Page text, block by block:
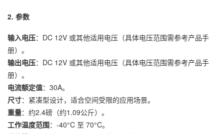
2. 参数
输入电压：DC 12V 或其他适用电压（具体电压范围需参考产品手
册）。
输出电压：DC 12V 或其他适用电压（具体电压范围需参考产品手
册）。
电流额定值：30A。
尺寸：紧凑型设计，适合空间受限的应用场景。
重量：约2.4磅（约1.09公斤）。
工作温度范围：-40°C 至 70°C。